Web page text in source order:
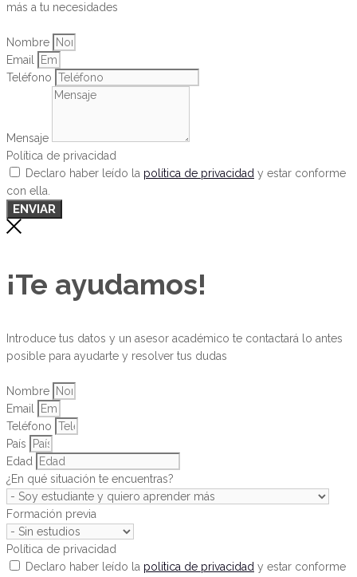
más a tu necesidades
Nombre
Email
Teléfono
Mensaje
Política de privacidad
Declaro haber leído la política de privacidad y estar conforme
con ella.
ENVIAR
¡Te ayudamos!
Introduce tus datos y un asesor académico te contactará lo antes
posible para ayudarte y resolver tus dudas
Nombre
Email
Teléfono
País
Edad
¿En qué situación te encuentras?
Formación previa
Política de privacidad
Declaro haber leído la política de privacidad y estar conforme